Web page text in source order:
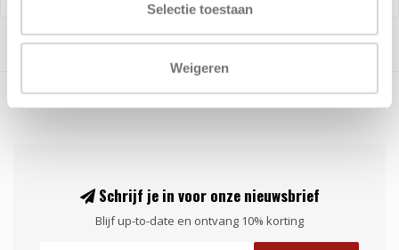
Selectie toestaan
Weigeren
Schrijf je in voor onze nieuwsbrief
Blijf up-to-date en ontvang 10% korting